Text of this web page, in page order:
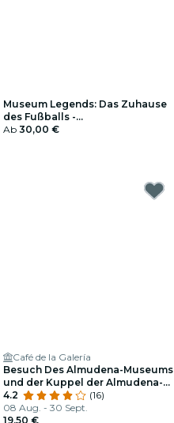
Museum Legends: Das Zuhause
des Fußballs -
Geschenkgutschein
Ab 30,00 €
Café de la Galería
Besuch Des Almudena-Museums
und der Kuppel der Almudena-
Kathedrale mit Dem Besten Blick
Auf Das Zentrum von Madrid +
Frühstück
4.2
(16)
08 Aug. - 30 Sept.
19,50 €